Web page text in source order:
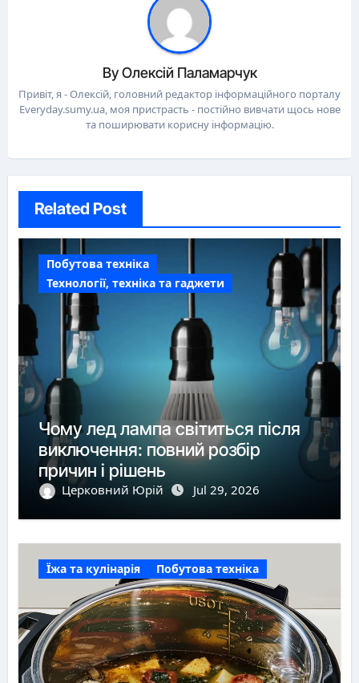
ByОлексій Паламарчук
Привіт, я - Олексій, головний редактор інформаційного порталу
Everyday.sumy.ua, моя пристрасть - постійно вивчати щось нове
та поширювати корисну інформацію.
Related Post
Побутова техніка
Технології, техніка та гаджети
Чому лед лампа світиться після
виключення: повний розбір
причин і рішень
Церковний Юрій Jul 29, 2026
Їжа та кулінарія Побутова техніка